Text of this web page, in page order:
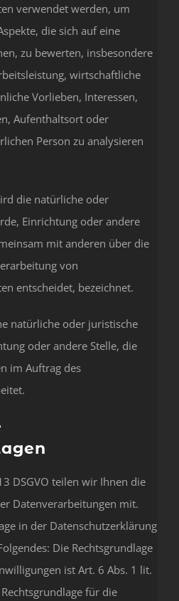
verwendet werden, um
die sich auf eine
zu bewerten, insbesondere
wirtschaftliche
Vorlieben, Interessen,
Aufenthaltsort oder
Person zu analysieren
die natürliche oder
Einrichtung oder andere
mit anderen über die
von
entscheidet, bezeichnet.
natürliche oder juristische
oder andere Stelle, die
im Auftrag des
DSGVO teilen wir Ihnen die
Datenverarbeitungen mit.
in der Datenschutzerklärung
Die Rechtsgrundlage
ist Art. 6 Abs. 1 lit.
für die